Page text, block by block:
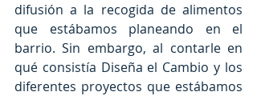
difusión a la recogida de alimentos
que estábamos planeando en el
barrio. Sin embargo, al contarle en
qué consistía Diseña el Cambio y los
diferentes proyectos que estábamos